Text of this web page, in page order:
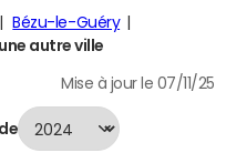
Bézu-le-Guéry
autre ville
Mise à jour le 07/11/25